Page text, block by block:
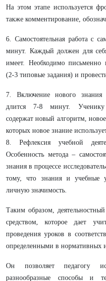
На этом этапе используется
также комментирование,
6. Самостоятельная работа с
минут. Каждый должен для
имеет. Необходимо письменно
(2-3 типовые задания) и
7. Включение нового
длится 7-8 минут. Ученику
содержат новый алгоритм,
которых новое знание
8. Рефлексия учебной
Особенность метода –
знания в процессе
тому, что знания и учебные
личную значимость.
Таким образом,
средством, которое дает
проведения уроков в
определенными в нормативных
Он позволяет педагогу
разнообразные способы и